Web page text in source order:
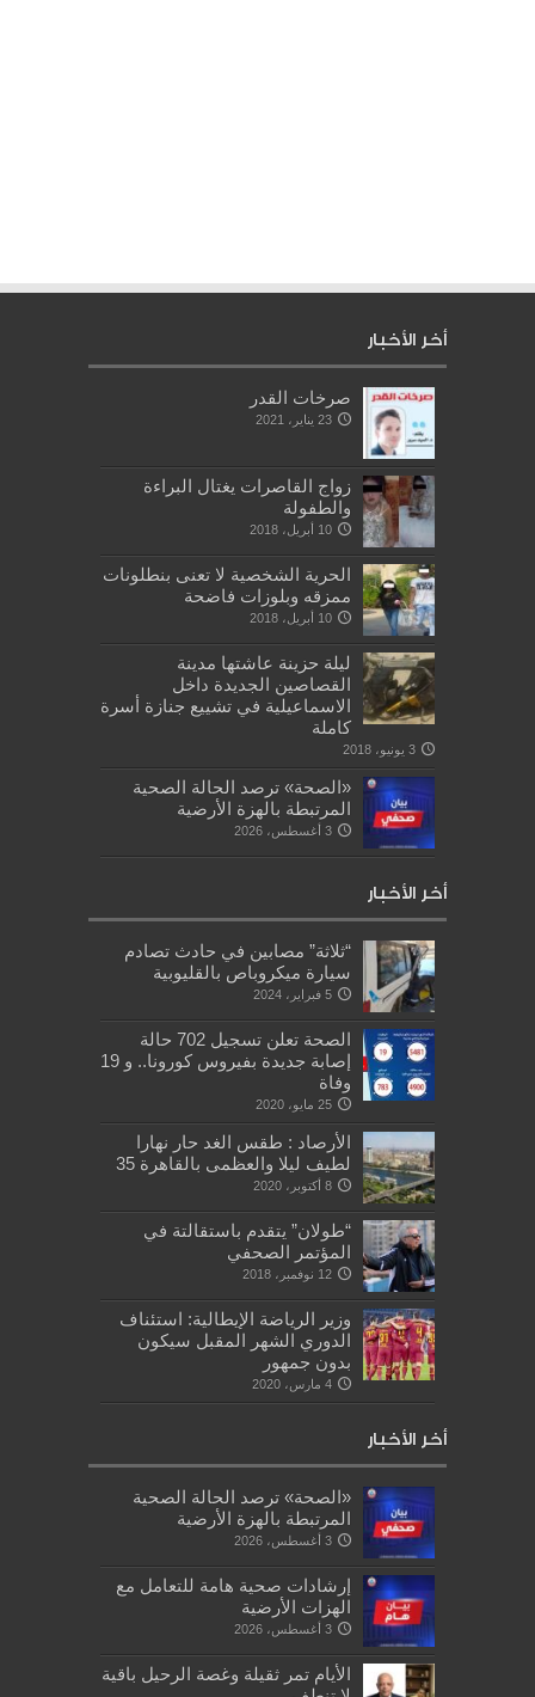
أخر الأخبار
صرخات القدر
23 يناير، 2021
زواج القاصرات يغتال البراءة
والطفولة
10 أبريل، 2018
الحرية الشخصية لا تعنى بنطلونات
ممزقه وبلوزات فاضحة
10 أبريل، 2018
ليلة حزينة عاشتها مدينة
القصاصين الجديدة داخل
الاسماعيلية في تشييع جنازة أسرة
كاملة
3 يونيو، 2018
«الصحة» ترصد الحالة الصحية
المرتبطة بالهزة الأرضية
3 أغسطس، 2026
أخر الأخبار
“ثلاثة” مصابين في حادث تصادم
سيارة ميكروباص بالقليوبية
5 فبراير، 2024
الصحة تعلن تسجيل 702 حالة
إصابة جديدة بفيروس كورونا.. و 19
وفاة
25 مايو، 2020
الأرصاد : طقس الغد حار نهارا
لطيف ليلا والعظمى بالقاهرة 35
8 أكتوبر، 2020
“طولان” يتقدم باستقالتة في
المؤتمر الصحفي
12 نوفمبر، 2018
وزير الرياضة الإيطالية: استئناف
الدوري الشهر المقبل سيكون
بدون جمهور
4 مارس، 2020
أخر الأخبار
«الصحة» ترصد الحالة الصحية
المرتبطة بالهزة الأرضية
3 أغسطس، 2026
إرشادات صحية هامة للتعامل مع
الهزات الأرضية
3 أغسطس، 2026
الأيام تمر ثقيلة وغصة الرحيل باقية